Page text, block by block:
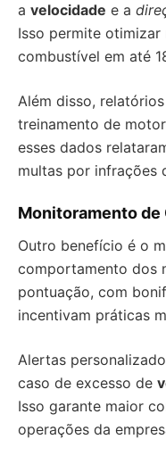
a velocidade e a
Isso permite
combustível em até
Além disso,
treinamento de
esses dados
multas por infrações
Monitoramento
Outro benefício é o
comportamento dos
pontuação, com
incentivam práticas
Alertas
caso de excesso de
Isso garante maior
operações da